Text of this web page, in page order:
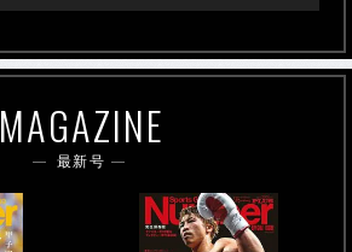
MAGAZINE
最新号